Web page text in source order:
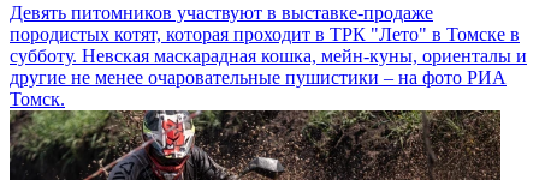
Девять питомников участвуют в выставке-продаже
породистых котят, которая проходит в ТРК "Лето" в Томске в
субботу. Невская маскарадная кошка, мейн-куны, ориенталы и
другие не менее очаровательные пушистики – на фото РИА
Томск.